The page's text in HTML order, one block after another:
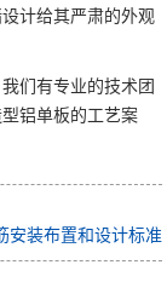
计给其严肃的外观
们有专业的技术团
铝单板的工艺案
安装布置和设计标准